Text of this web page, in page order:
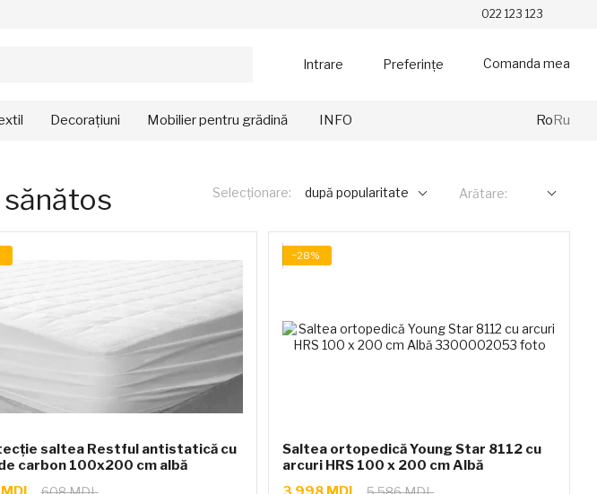
022 123 123
Intrare Preferințe Comanda mea
Decorațiuni Mobilier pentru grădină INFO RoRu
Selecționare: după popularitate Arătare:
saltea Restful antistatică cu
carbon 100x200 cm albă
−28%
Saltea ortopedică Young Star 8112 cu
arcuri HRS 100 x 200 cm Albă